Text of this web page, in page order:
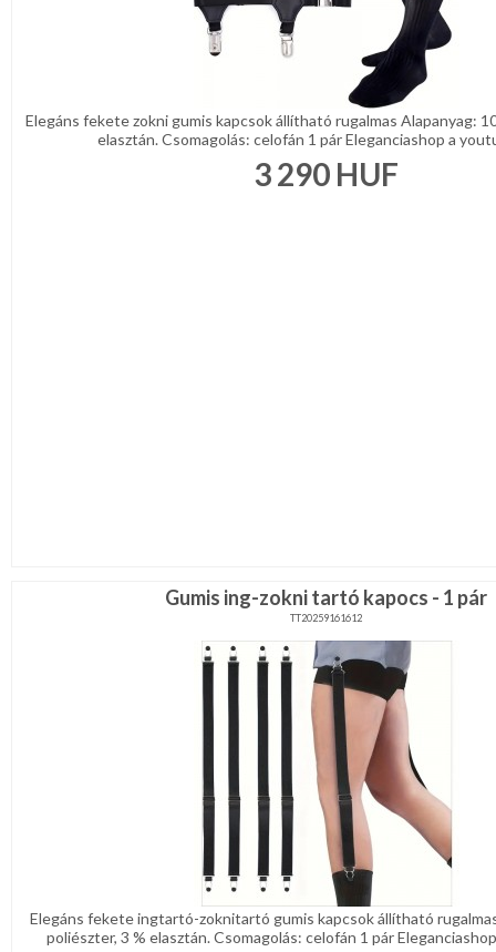
Elegáns fekete zokni gumis kapcsok állítható rugalmas Alapanyag:
elasztán. Csomagolás: celofán 1 pár Eleganciashop a
3 290 HUF
Gumis ing-zokni tartó kapocs - 1 pár
TT20259161612
Elegáns fekete ingtartó-zoknitartó gumis kapcsok állítható
poliészter, 3 % elasztán. Csomagolás: celofán 1 pár